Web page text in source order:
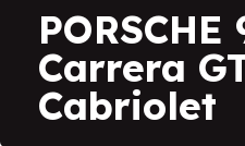
PORSCHE
Carrera
Cabriolet